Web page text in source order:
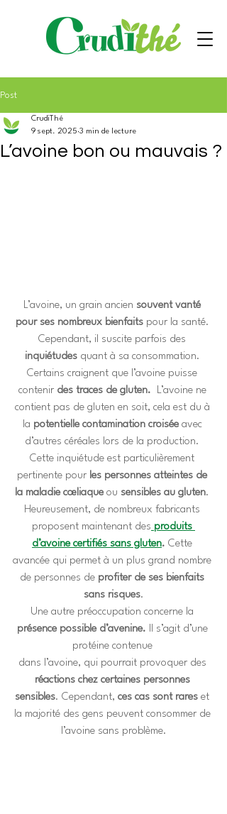
Post
L’avoine bon ou mauvais ?
CrudiThé
9 sept. 2025 3 min de lecture
L’avoine, un grain ancien souvent vanté
pour ses nombreux bienfaits pour la santé.
Cependant, il suscite parfois des
inquiétudes quant à sa consommation.
Certains craignent que l’avoine puisse
contenir des traces de gluten.
L’avoine ne
contient pas de gluten en soit, cela est du à
la potentielle contamination croisée avec
d’autres céréales lors de la production.
Cette inquiétude est particulièrement
pertinente pour les personnes atteintes de
la maladie cœliaque ou sensibles au gluten.
Heureusement, de nombreux fabricants
proposent maintenant des produits
d’avoine certifiés sans gluten. Cette
avancée qui permet à un plus grand nombre
de personnes de profiter de ses bienfaits
sans risques.
Une autre préoccupation concerne la
présence possible d’avenine. Il s’agit d’une
protéine contenue
dans l’avoine, qui pourrait provoquer des
réactions chez certaines personnes
sensibles. Cependant, ces cas sont rares et
la majorité des gens peuvent consommer de
l’avoine sans problème.